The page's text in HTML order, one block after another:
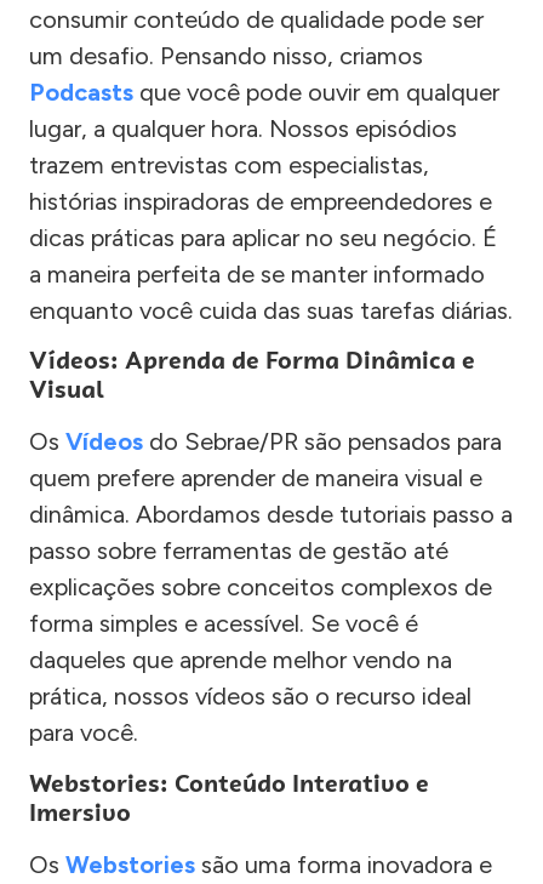
consumir conteúdo de qualidade pode ser
um desafio. Pensando nisso, criamos
Podcasts que você pode ouvir em qualquer
lugar, a qualquer hora. Nossos episódios
trazem entrevistas com especialistas,
histórias inspiradoras de empreendedores e
dicas práticas para aplicar no seu negócio. É
a maneira perfeita de se manter informado
enquanto você cuida das suas tarefas diárias.
Vídeos: Aprenda de Forma Dinâmica e
Visual
Os Vídeos do Sebrae/PR são pensados para
quem prefere aprender de maneira visual e
dinâmica. Abordamos desde tutoriais passo a
passo sobre ferramentas de gestão até
explicações sobre conceitos complexos de
forma simples e acessível. Se você é
daqueles que aprende melhor vendo na
prática, nossos vídeos são o recurso ideal
para você.
Webstories: Conteúdo Interativo e
Imersivo
Os Webstories são uma forma inovadora e